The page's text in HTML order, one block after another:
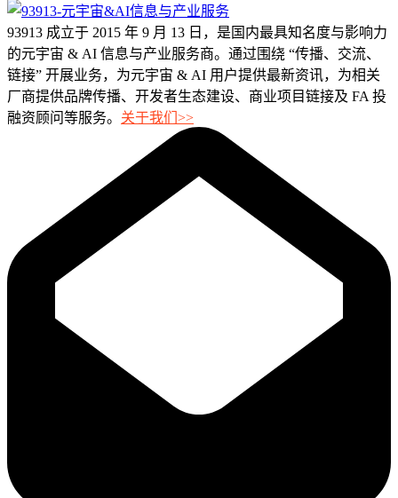
93913 成立于 2015 年 9 月 13 日，是国内最具知名度与影响力
的元宇宙 & AI 信息与产业服务商。通过围绕 “传播、交流、
链接” 开展业务，为元宇宙 & AI 用户提供最新资讯，为相关
厂商提供品牌传播、开发者生态建设、商业项目链接及 FA 投
融资顾问等服务。 关于我们>>